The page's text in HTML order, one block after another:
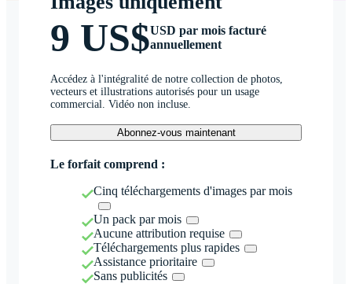
9 US$USD par mois facturé
annuellement
Accédez à l'intégralité de notre collection de photos,
vecteurs et illustrations autorisés pour un usage
commercial. Vidéo non incluse.
Abonnez-vous maintenant
Le forfait comprend :
Cinq téléchargements d'images par mois
Un pack par mois
Aucune attribution requise
Téléchargements plus rapides
Assistance prioritaire
Sans publicités